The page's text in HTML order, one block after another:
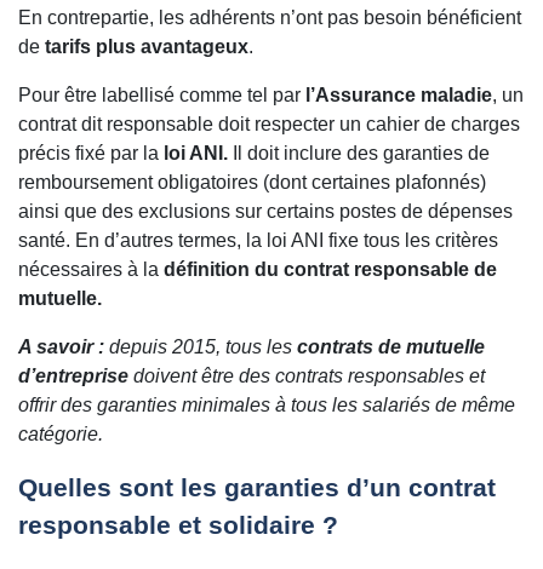
En contrepartie, les adhérents n’ont pas besoin bénéficient
de tarifs plus avantageux.
Pour être labellisé comme tel par l’Assurance maladie, un
contrat dit responsable doit respecter un cahier de charges
précis fixé par la loi ANI. Il doit inclure des garanties de
remboursement obligatoires (dont certaines plafonnés)
ainsi que des exclusions sur certains postes de dépenses
santé. En d’autres termes, la loi ANI fixe tous les critères
nécessaires à la définition du contrat responsable de
mutuelle.
A savoir : depuis 2015, tous les contrats de mutuelle
d’entreprise doivent être des contrats responsables et
offrir des garanties minimales à tous les salariés de même
catégorie.
Quelles sont les garanties d’un contrat
responsable et solidaire ?